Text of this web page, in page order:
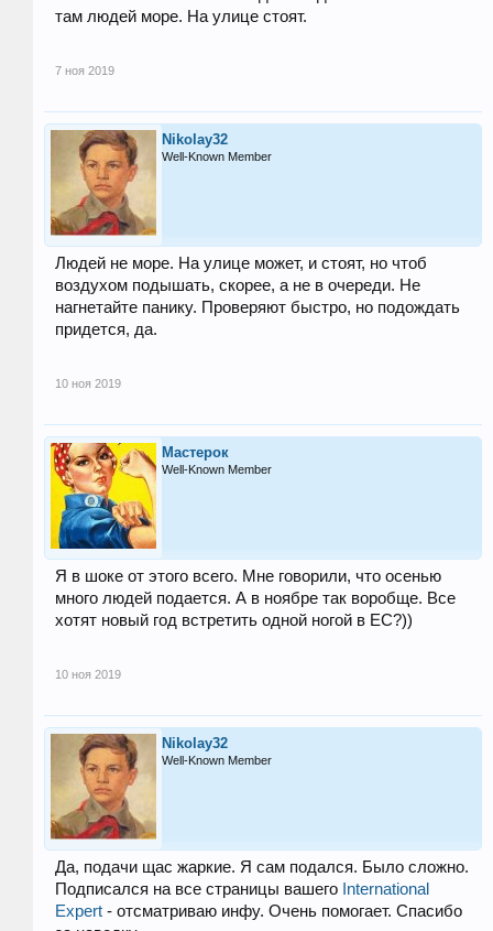
там людей море. На улице стоят.
7 ноя 2019
Nikolay32
Well-Known Member
Людей не море. На улице может, и стоят, но чтоб
воздухом подышать, скорее, а не в очереди. Не
нагнетайте панику. Проверяют быстро, но подождать
придется, да.
10 ноя 2019
Мастерок
Well-Known Member
Я в шоке от этого всего. Мне говорили, что осенью
много людей подается. А в ноябре так воробще. Все
хотят новый год встретить одной ногой в ЕС?))
10 ноя 2019
Nikolay32
Well-Known Member
Да, подачи щас жаркие. Я сам подался. Было сложно.
Подписался на все страницы вашего International
Expert - отсматриваю инфу. Очень помогает. Спасибо